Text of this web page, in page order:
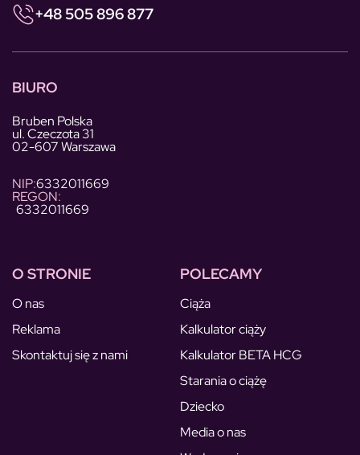
+48 505 896 877
BIURO
Bruben Polska
ul. Czeczota 31
02-607 Warszawa
NIP:6332011669
REGON:
6332011669
O STRONIE
O nas
Reklama
Skontaktuj się z nami
POLECAMY
Ciąża
Kalkulator ciąży
Kalkulator BETA HCG
Starania o ciążę
Dziecko
Media o nas